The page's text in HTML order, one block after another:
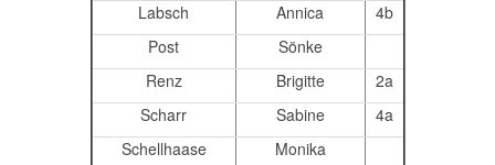
Labsch
Annica
4b
Post
Sönke
Renz
Brigitte
2a
Scharr
Sabine
4a
Schellhaase
Monika